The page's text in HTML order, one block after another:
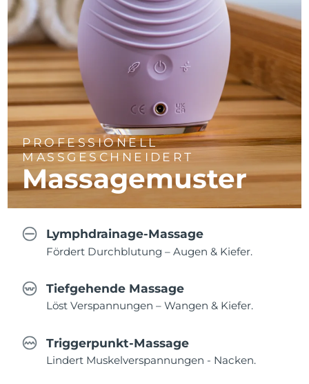
PROFESSIONELL
MASSGESCHNEIDERT
Massagemuster
Lymphdrainage-Massage
Fördert Durchblutung – Augen & Kiefer.
Tiefgehende Massage
Löst Verspannungen – Wangen & Kiefer.
Triggerpunkt-Massage
Lindert Muskelverspannungen - Nacken.